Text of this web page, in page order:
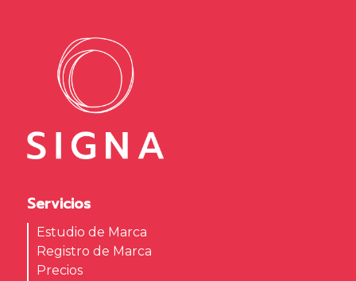
Servicios
Estudio de Marca
Registro de Marca
Precios